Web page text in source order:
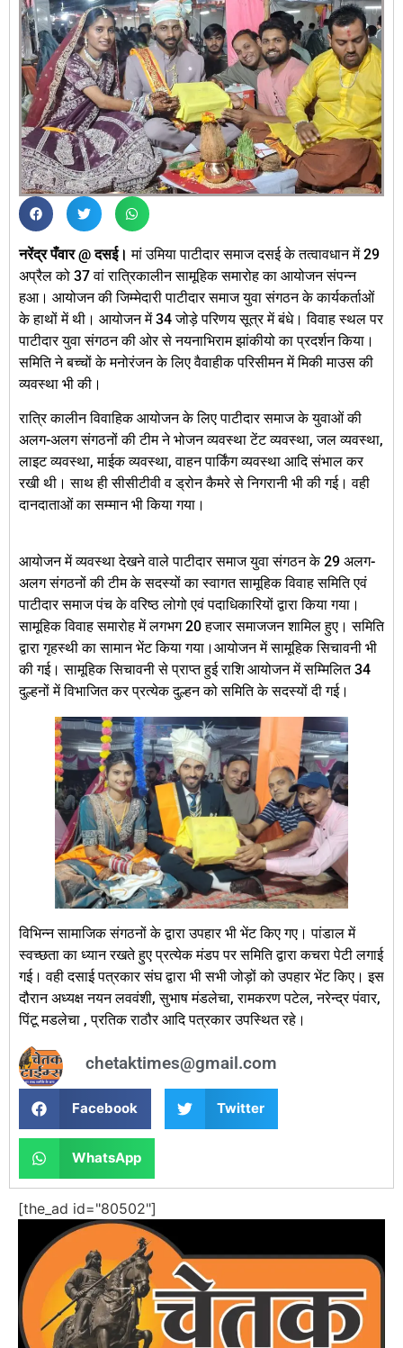
नरेंद्र पँवार @ दसई। मां उमिया पाटीदार समाज दसई के तत्वावधान में 29
अप्रैल को 37 वां रात्रिकालीन सामूहिक समारोह का आयोजन संपन्न
हआ। ‎आयोजन की जिम्मेदारी पाटीदार समाज युवा संगठन के कार्यकर्ताओं
के हाथों में थी। आयोजन में 34 जोड़े परिणय सूत्र में बंधे। विवाह स्थल पर
पाटीदार युवा संगठन की ओर से नयनाभिराम झांकीयो का प्रदर्शन किया।
समिति ने बच्चों के मनोरंजन के लिए वैवाहीक परिसीमन में मिकी माउस की
व्यवस्था भी की।
रात्रि कालीन विवाहिक आयोजन के लिए पाटीदार समाज के युवाओं की
अलग-अलग संगठनों की टीम ने भोजन व्यवस्था टेंट व्यवस्था, जल व्यवस्था,
लाइट व्यवस्था, माईक व्यवस्था, वाहन पार्किंग व्यवस्था आदि संभाल कर
रखी थी। साथ ही सीसीटीवी व ड्रोन कैमरे से निगरानी भी की गई। वही
दानदाताओं का सम्मान भी किया गया।
‎आयोजन में व्यवस्था देखने वाले पाटीदार समाज युवा संगठन के 29 अलग-
अलग संगठनों की टीम के सदस्यों का स्वागत सामूहिक विवाह समिति एवं
पाटीदार समाज पंच के वरिष्ठ लोगो एवं पदाधिकारियों द्वारा किया गया।
सामूहिक विवाह समारोह में लगभग 20 हजार समाजजन शामिल हुए। समिति
द्वारा गृहस्थी का सामान भेंट किया गया।आयोजन में सामूहिक सिचावनी भी
की गई। सामूहिक सिचावनी से प्राप्त हुई राशि आयोजन में सम्मिलित 34
दुल्हनों में विभाजित कर प्रत्येक दुल्हन को समिति के सदस्यों दी गई।
विभिन्न सामाजिक संगठनों के द्वारा उपहार भी भेंट किए गए। पांडाल में
स्वच्छता का ध्यान रखते हुए प्रत्येक मंडप पर समिति द्वारा कचरा पेटी लगाई
गई। वही‎ ‎दसाई पत्रकार संघ द्वारा भी सभी जोड़ों को उपहार भेंट किए। इस
दौरान अध्यक्ष नयन लववंशी, सुभाष मंडलेचा, रामकरण पटेल, नरेन्द्र पंवार,
पिंटू मडलेचा , प्रतिक राठौर आदि पत्रकार उपस्थित रहे।
chetaktimes@gmail.com
Facebook Twitter
WhatsApp
[the_ad id="80502"]